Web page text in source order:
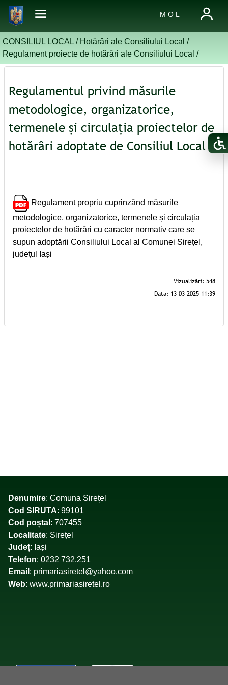
M O L
CONSILIUL LOCAL / Hotărâri ale Consiliului Local /
Regulament proiecte de hotărâri ale Consiliului Local /
Regulamentul privind măsurile
metodologice, organizatorice,
termenele și circulația proiectelor de
hotărâri adoptate de Consiliul Local
Regulament propriu cuprinzând măsurile
metodologice, organizatorice, termenele și circulația
proiectelor de hotărâri cu caracter normativ care se
supun adoptării Consiliului Local al Comunei Sirețel,
județul Iași
Denumire: Comuna Sirețel
Cod SIRUTA: 99101
Cod poștal : 707455
Localitate: Sirețel
Județ: Iași
Telefon: 0232 732.251
Email : primariasiretel@yahoo.com
Web: www.primariasiretel.ro